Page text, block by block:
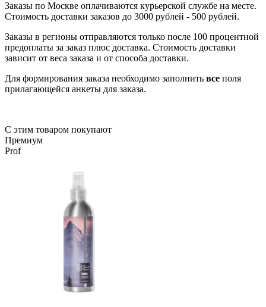
Заказы по Москве оплачиваются курьерской службе на месте.
Стоимость доставки заказов до 3000 рублей - 500 рублей.
Заказы в регионы отправляются только после 100 процентной
предоплаты за заказ плюс доставка. Стоимость доставки
зависит от веса заказа и от способа доставки.
Для формирования заказа необходимо заполнить все поля
прилагающейся анкеты для заказа.
С этим товаром покупают
Премиум
Prof